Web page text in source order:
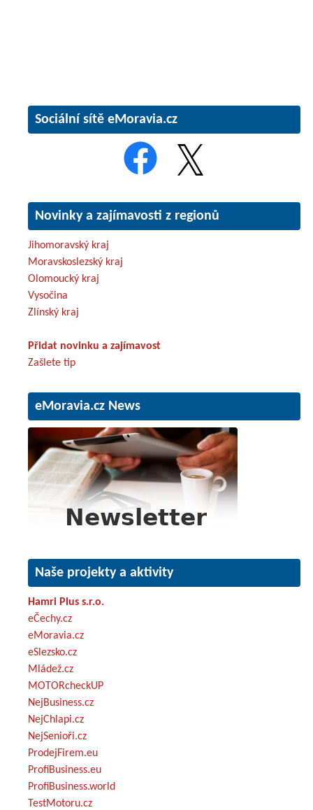
Sociální sítě eMoravia.cz
Novinky a zajímavosti z regionů
Jihomoravský kraj
Moravskoslezský kraj
Olomoucký kraj
Vysočina
Zlínský kraj
Přidat novinku a zajímavost
Zašlete tip
eMoravia.cz News
Naše projekty a aktivity
Hamri Plus s.r.o.
eČechy.cz
eMoravia.cz
eSlezsko.cz
Mládež.cz
MOTORcheckUP
NejBusiness.cz
NejChlapi.cz
NejSenioři.cz
ProdejFirem.eu
ProfiBusiness.eu
ProfiBusiness.world
TestMotoru.cz